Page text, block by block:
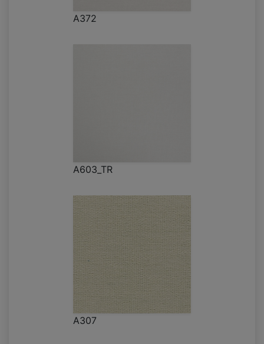
A372
A603_TR
A307